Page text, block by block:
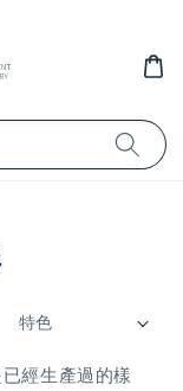
經生產過的樣